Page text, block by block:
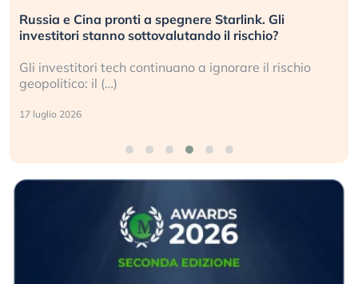
Russia e Cina pronti a spegnere Starlink. Gli
investitori stanno sottovalutando il rischio?
Gli investitori tech continuano a ignorare il rischio
geopolitico: il (…)
17 luglio 2026